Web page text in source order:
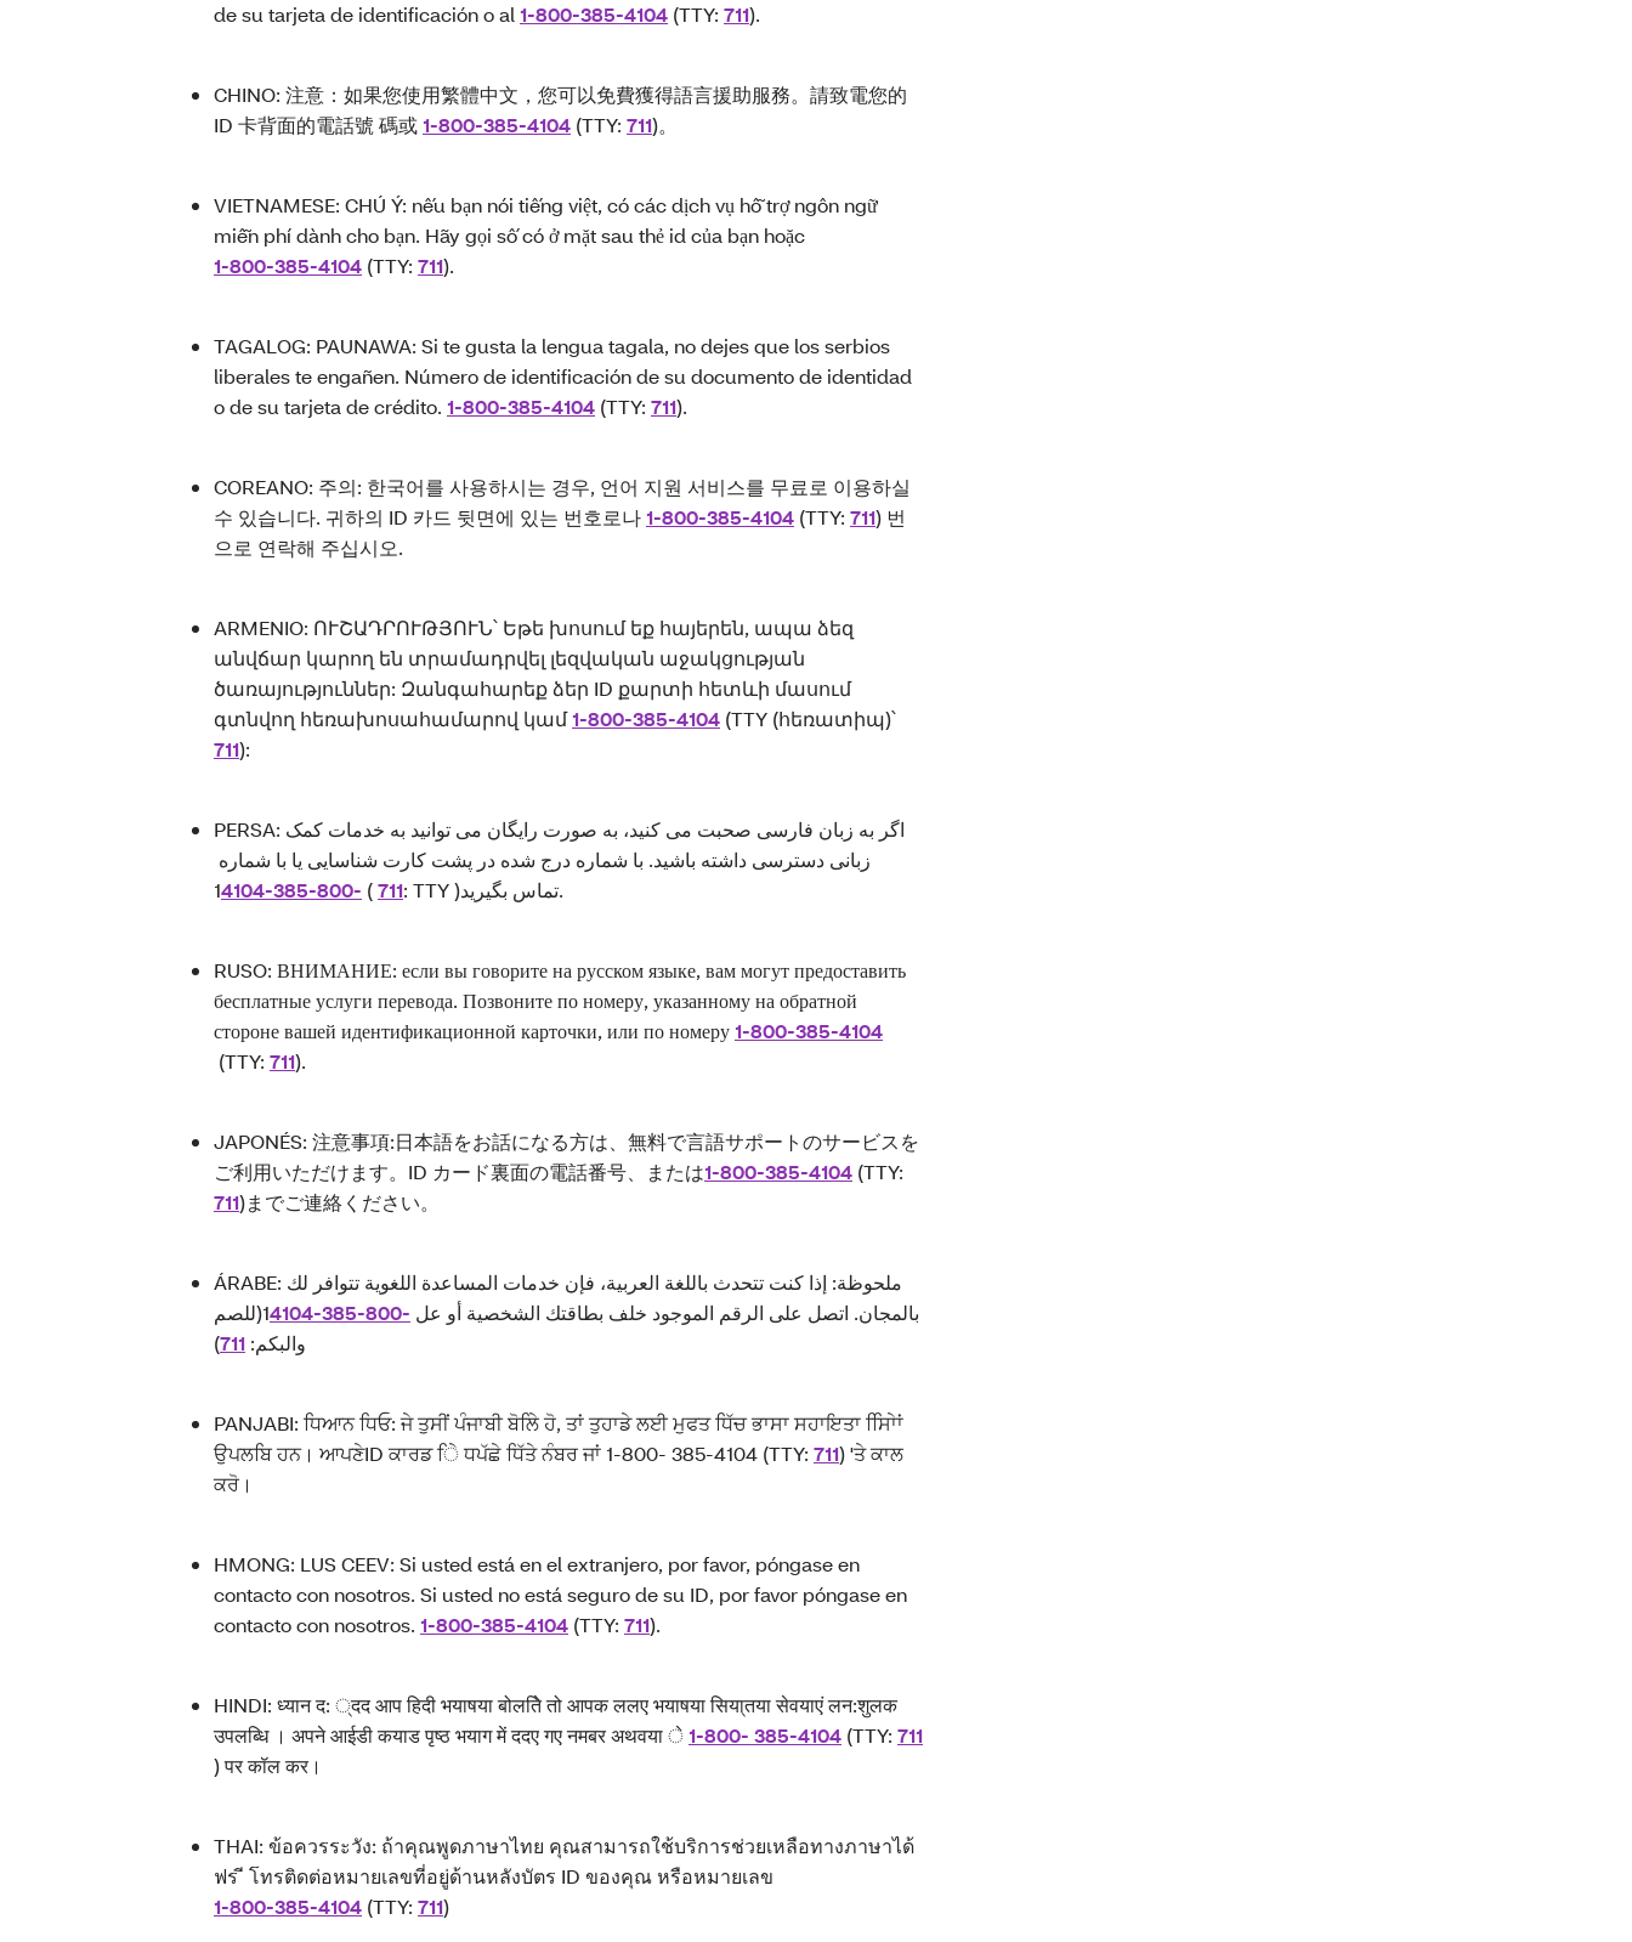
de su tarjeta de identificación o al 1-800-385-4104 (TTY: 711).
CHINO: 注意：如果您使用繁體中文，您可以免費獲得語言援助服務。請致電您的
ID 卡背面的電話號 碼或1-800-385-4104 (TTY: 711)。
VIETNAMESE: CHÚ Ý: nếu bạn nói tiếng việt, có các dịch vụ hỗ trợ ngôn ngữ
miễn phí dành cho bạn. Hãy gọi số có ở mặt sau thẻ id của bạn hoặc
1-800-385-4104 (TTY: 711).
TAGALOG: PAUNAWA: Si te gusta la lengua tagala, no dejes que los serbios
liberales te engañen. Número de identificación de su documento de identidad
o de su tarjeta de crédito. 1-800-385-4104 (TTY: 711).
COREANO: 주의: 한국어를 사용하시는 경우, 언어 지원 서비스를 무료로 이용하실
수 있습니다. 귀하의 ID 카드 뒷면에 있는 번호로나1-800-385-4104 (TTY: 711) 번
으로 연락해 주십시오.
ARMENIO: ՈՒՇԱԴՐՈՒԹՅՈՒՆ՝ Եթե խոսում եք հայերեն, ապա ձեզ
անվճար կարող են տրամադրվել լեզվական աջակցության
ծառայություններ: Զանգահարեք ձեր ID քարտի հետևի մասում
գտնվող հեռախոսահամարով կամ1-800-385-4104 (TTY (հեռատիպ)՝
711):
PERSA: اگر به زبان فارسی صحبت می کنید، به صورت رایگان می توانید به خدمات کمک
زبانی دسترسی داشته باشید. با شماره درج شده در پشت کارت شناسایی یا با شماره
4104-385-800- 1 (711 : TTY )تماس بگیرید.
RUSO: ВНИМАНИЕ: если вы говорите на русском языке, вам могут предоставить
бесплатные услуги перевода. Позвоните по номеру, указанному на обратной
стороне вашей идентификационной карточки, или по номеру1-800-385-4104
(TTY: 711).
JAPONÉS: 注意事項:日本語をお話になる方は、無料で言語サポートのサービスを
ご利用いただけます。ID カード裏面の電話番号、または1-800-385-4104 (TTY:
711)までご連絡ください。
ÁRABE: ملحوظة: إذا كنت تتحدث باللغة العربية، فإن خدمات المساعدة اللغوية تتوافر لك
بالمجان. اتصل على الرقم الموجود خلف بطاقتك الشخصية أو عل 4104-385-800- 1(للصم
والبكم: 711
PANJABI: ਧਿਆਨ ਧਿਓ: ਜੇ ਤੁਸੀਂ ਪੰਜਾਬੀ ਬੋਲਿੇ ਹੋ, ਤਾਂ ਤੁਹਾਡੇ ਲਈ ਮੁਫਤ ਧਿੱਚ ਭਾਸਾ ਸਹਾਇਤਾ ਸਿਾਿੇਾਂ
ਉਪਲਬਿ ਹਨ। ਆਪਣੇID ਕਾਰਡ ਿੇ ਧਪੱਛੇ ਧਿੱਤੇ ਨੰਬਰ ਜਾਂ 1-800- 385-4104 (TTY: 711) 'ਤੇ ਕਾਲ
ਕਰੋ।
HMONG: LUS CEEV: Si usted está en el extranjero, por favor, póngase en
contacto con nosotros. Si usted no está seguro de su ID, por favor póngase en
contacto con nosotros. 1-800-385-4104 (TTY: 711).
HINDI: ध्यान द: ्दद आप हिदी भयाषया बोलतेि तो आपक ललए भयाषया सिया्तया सेवयाएं लन:शुलक
उपलब्धि । अपने आईडी कयाड पृष्ठ भयाग में ददए गए नमबर अथवया े1-800- 385-4104 (TTY: 711
) पर कॉल कर।
THAI: ข้อควรระวัง: ถ้าคุณพูดภาษาไทย คุณสามารถใช้บริการช่วยเหลือทางภาษาได้
ฟร ี โทรติดต่อหมายเลขที่อยู่ด้านหลังบัตร ID ของคุณ หรือหมายเลข
1-800-385-4104 (TTY: 711)